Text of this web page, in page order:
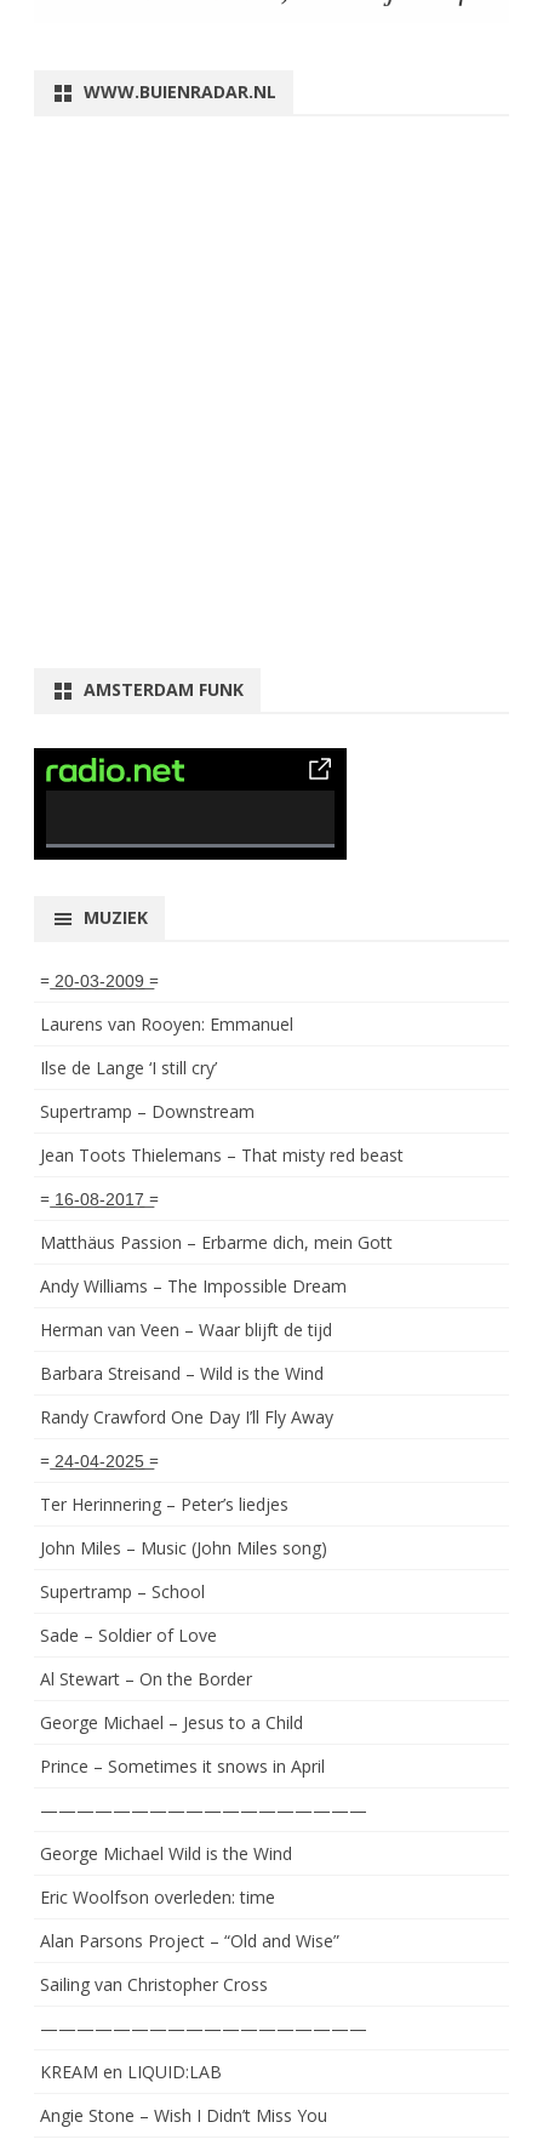
WWW.BUIENRADAR.NL
AMSTERDAM FUNK
0% Complete
MUZIEK
= ͟2͟0͟-͟0͟3͟-͟2͟0͟0͟9͟ =
Laurens van Rooyen: Emmanuel
Ilse de Lange ‘I still cry’
Supertramp – Downstream
Jean Toots Thielemans – That misty red beast
= ͟1͟6͟-͟0͟8͟-͟2͟0͟1͟7͟ =
Matthäus Passion – Erbarme dich, mein Gott
Andy Williams – The Impossible Dream
Herman van Veen – Waar blijft de tijd
Barbara Streisand – Wild is the Wind
Randy Crawford One Day I’ll Fly Away
= ͟2͟4͟-͟0͟4͟-͟2͟0͟2͟5͟ =
Ter Herinnering – Peter’s liedjes
John Miles – Music (John Miles song)
Supertramp – School
Sade – Soldier of Love
Al Stewart – On the Border
George Michael – Jesus to a Child
Prince – Sometimes it snows in April
——————————————————
George Michael Wild is the Wind
Eric Woolfson overleden: time
Alan Parsons Project – “Old and Wise”
Sailing van Christopher Cross
——————————————————
KREAM en LIQUID:LAB
Angie Stone – Wish I Didn’t Miss You